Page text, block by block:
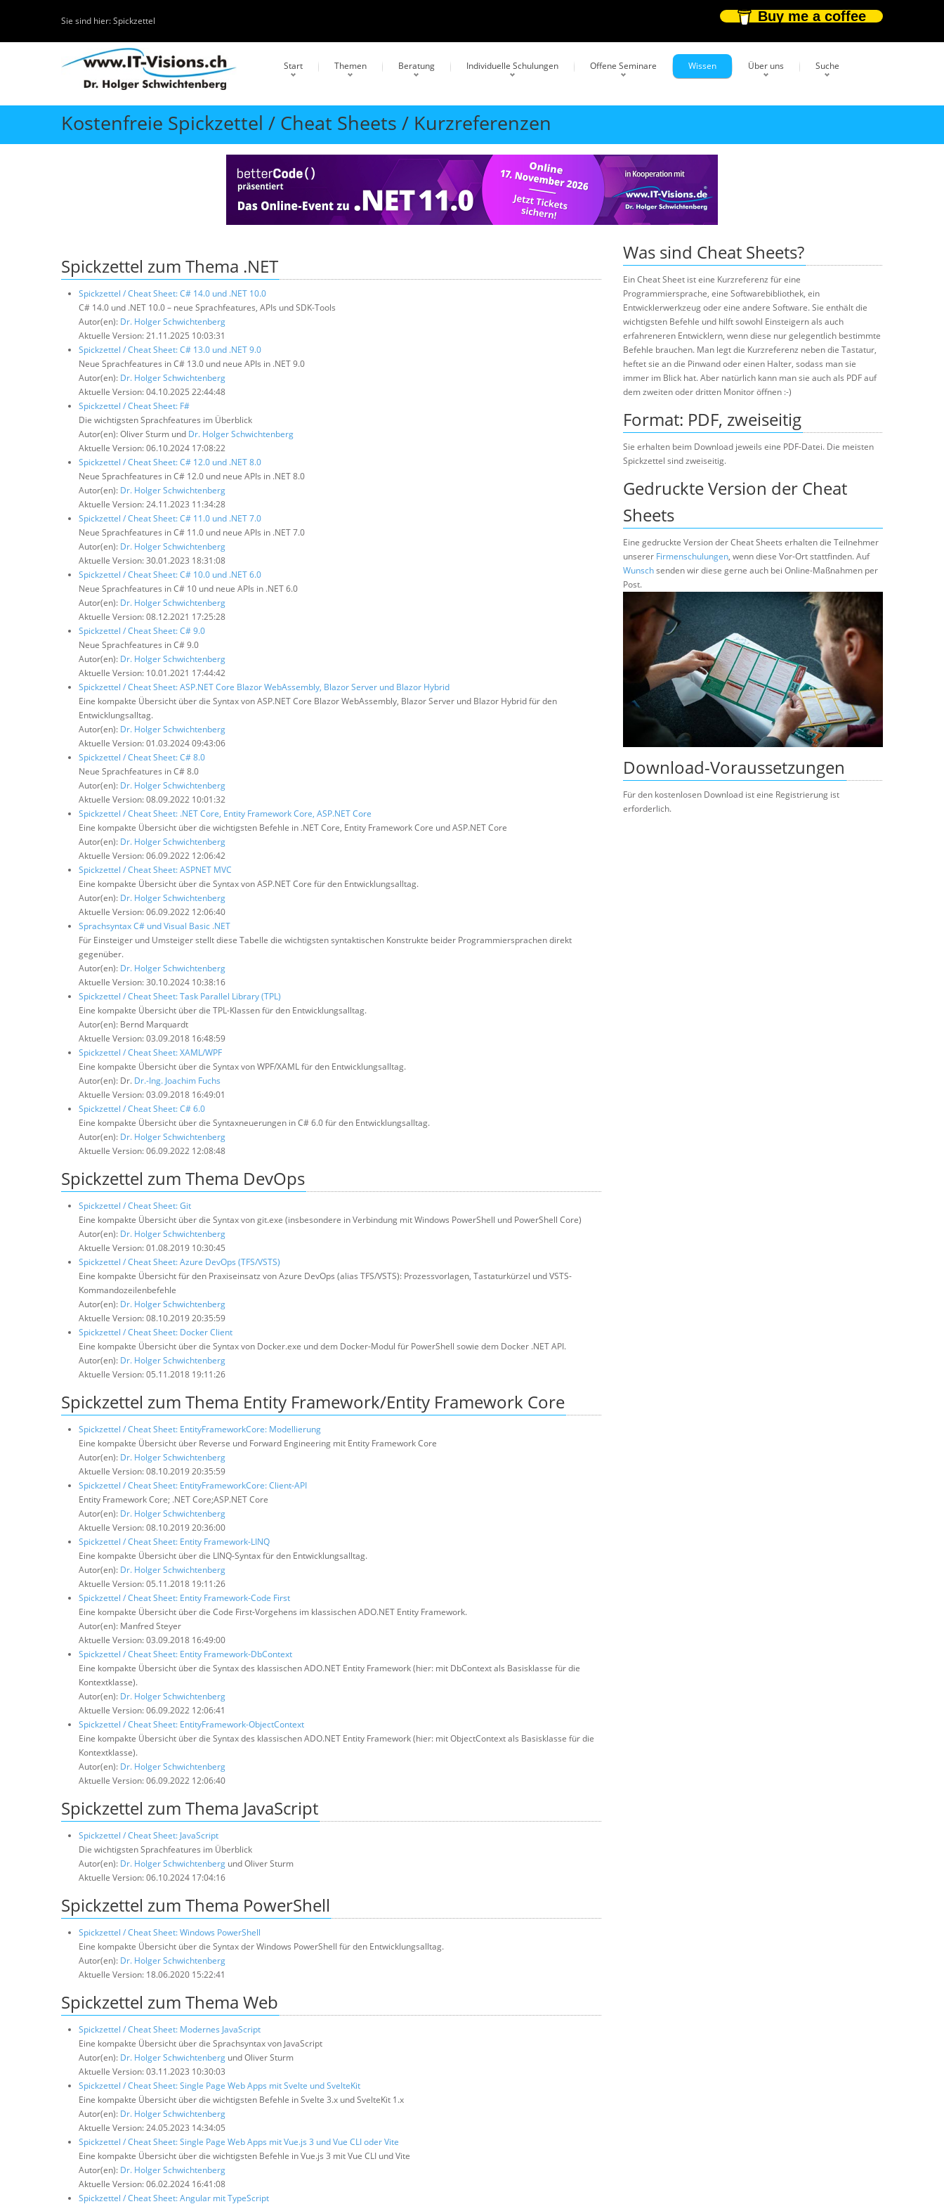
Sie sind hier:Spickzettel Buy me a coffee
Start Themen Beratung Individuelle Schulungen Offene Seminare Wissen Über uns Suche
Kostenfreie Spickzettel / Cheat Sheets / Kurzreferenzen
Spickzettel zum Thema .NET
Spickzettel / Cheat Sheet: C# 14.0 und .NET 10.0
C# 14.0 und .NET 10.0 – neue Sprachfeatures, APIs und SDK-Tools
Autor(en): Dr. Holger Schwichtenberg
Aktuelle Version: 21.11.2025 10:03:31
Spickzettel / Cheat Sheet: C# 13.0 und .NET 9.0
Neue Sprachfeatures in C# 13.0 und neue APIs in .NET 9.0
Autor(en): Dr. Holger Schwichtenberg
Aktuelle Version: 04.10.2025 22:44:48
Spickzettel / Cheat Sheet: F#
Die wichtigsten Sprachfeatures im Überblick
Autor(en): Oliver Sturm und Dr. Holger Schwichtenberg
Aktuelle Version: 06.10.2024 17:08:22
Spickzettel / Cheat Sheet: C# 12.0 und .NET 8.0
Neue Sprachfeatures in C# 12.0 und neue APIs in .NET 8.0
Autor(en): Dr. Holger Schwichtenberg
Aktuelle Version: 24.11.2023 11:34:28
Spickzettel / Cheat Sheet: C# 11.0 und .NET 7.0
Neue Sprachfeatures in C# 11.0 und neue APIs in .NET 7.0
Autor(en): Dr. Holger Schwichtenberg
Aktuelle Version: 30.01.2023 18:31:08
Spickzettel / Cheat Sheet: C# 10.0 und .NET 6.0
Neue Sprachfeatures in C# 10 und neue APIs in .NET 6.0
Autor(en): Dr. Holger Schwichtenberg
Aktuelle Version: 08.12.2021 17:25:28
Spickzettel / Cheat Sheet: C# 9.0
Neue Sprachfeatures in C# 9.0
Autor(en): Dr. Holger Schwichtenberg
Aktuelle Version: 10.01.2021 17:44:42
Spickzettel / Cheat Sheet: ASP.NET Core Blazor WebAssembly, Blazor Server und Blazor Hybrid
Eine kompakte Übersicht über die Syntax von ASP.NET Core Blazor WebAssembly, Blazor Server und Blazor Hybrid für den
Entwicklungsalltag.
Autor(en): Dr. Holger Schwichtenberg
Aktuelle Version: 01.03.2024 09:43:06
Spickzettel / Cheat Sheet: C# 8.0
Neue Sprachfeatures in C# 8.0
Autor(en): Dr. Holger Schwichtenberg
Aktuelle Version: 08.09.2022 10:01:32
Spickzettel / Cheat Sheet: .NET Core, Entity Framework Core, ASP.NET Core
Eine kompakte Übersicht über die wichtigsten Befehle in .NET Core, Entity Framework Core und ASP.NET Core
Autor(en): Dr. Holger Schwichtenberg
Aktuelle Version: 06.09.2022 12:06:42
Spickzettel / Cheat Sheet: ASPNET MVC
Eine kompakte Übersicht über die Syntax von ASP.NET Core für den Entwicklungsalltag.
Autor(en): Dr. Holger Schwichtenberg
Aktuelle Version: 06.09.2022 12:06:40
Sprachsyntax C# und Visual Basic .NET
Für Einsteiger und Umsteiger stellt diese Tabelle die wichtigsten syntaktischen Konstrukte beider Programmiersprachen direkt
gegenüber.
Autor(en): Dr. Holger Schwichtenberg
Aktuelle Version: 30.10.2024 10:38:16
Spickzettel / Cheat Sheet: Task Parallel Library (TPL)
Eine kompakte Übersicht über die TPL-Klassen für den Entwicklungsalltag.
Autor(en): Bernd Marquardt
Aktuelle Version: 03.09.2018 16:48:59
Spickzettel / Cheat Sheet: XAML/WPF
Eine kompakte Übersicht über die Syntax von WPF/XAML für den Entwicklungsalltag.
Autor(en): Dr. Dr.-Ing. Joachim Fuchs
Aktuelle Version: 03.09.2018 16:49:01
Spickzettel / Cheat Sheet: C# 6.0
Eine kompakte Übersicht über die Syntaxneuerungen in C# 6.0 für den Entwicklungsalltag.
Autor(en): Dr. Holger Schwichtenberg
Aktuelle Version: 06.09.2022 12:08:48
Spickzettel zum Thema DevOps
Spickzettel / Cheat Sheet: Git
Eine kompakte Übersicht über die Syntax von git.exe (insbesondere in Verbindung mit Windows PowerShell und PowerShell Core)
Autor(en): Dr. Holger Schwichtenberg
Aktuelle Version: 01.08.2019 10:30:45
Spickzettel / Cheat Sheet: Azure DevOps (TFS/VSTS)
Eine kompakte Übersicht für den Praxiseinsatz von Azure DevOps (alias TFS/VSTS): Prozessvorlagen, Tastaturkürzel und VSTS-
Kommandozeilenbefehle
Autor(en): Dr. Holger Schwichtenberg
Aktuelle Version: 08.10.2019 20:35:59
Spickzettel / Cheat Sheet: Docker Client
Eine kompakte Übersicht über die Syntax von Docker.exe und dem Docker-Modul für PowerShell sowie dem Docker .NET API.
Autor(en): Dr. Holger Schwichtenberg
Aktuelle Version: 05.11.2018 19:11:26
Spickzettel zum Thema Entity Framework/Entity Framework Core
Spickzettel / Cheat Sheet: EntityFrameworkCore: Modellierung
Eine kompakte Übersicht über Reverse und Forward Engineering mit Entity Framework Core
Autor(en): Dr. Holger Schwichtenberg
Aktuelle Version: 08.10.2019 20:35:59
Spickzettel / Cheat Sheet: EntityFrameworkCore: Client-API
Entity Framework Core; .NET Core;ASP.NET Core
Autor(en): Dr. Holger Schwichtenberg
Aktuelle Version: 08.10.2019 20:36:00
Spickzettel / Cheat Sheet: Entity Framework-LINQ
Eine kompakte Übersicht über die LINQ-Syntax für den Entwicklungsalltag.
Autor(en): Dr. Holger Schwichtenberg
Aktuelle Version: 05.11.2018 19:11:26
Spickzettel / Cheat Sheet: Entity Framework-Code First
Eine kompakte Übersicht über die Code First-Vorgehens im klassischen ADO.NET Entity Framework.
Autor(en): Manfred Steyer
Aktuelle Version: 03.09.2018 16:49:00
Spickzettel / Cheat Sheet: Entity Framework-DbContext
Eine kompakte Übersicht über die Syntax des klassischen ADO.NET Entity Framework (hier: mit DbContext als Basisklasse für die
Kontextklasse).
Autor(en): Dr. Holger Schwichtenberg
Aktuelle Version: 06.09.2022 12:06:41
Spickzettel / Cheat Sheet: EntityFramework-ObjectContext
Eine kompakte Übersicht über die Syntax des klassischen ADO.NET Entity Framework (hier: mit ObjectContext als Basisklasse für die
Kontextklasse).
Autor(en): Dr. Holger Schwichtenberg
Aktuelle Version: 06.09.2022 12:06:40
Spickzettel zum Thema JavaScript
Spickzettel / Cheat Sheet: JavaScript
Die wichtigsten Sprachfeatures im Überblick
Autor(en): Dr. Holger Schwichtenberg und Oliver Sturm
Aktuelle Version: 06.10.2024 17:04:16
Spickzettel zum Thema PowerShell
Spickzettel / Cheat Sheet: Windows PowerShell
Eine kompakte Übersicht über die Syntax der Windows PowerShell für den Entwicklungsalltag.
Autor(en): Dr. Holger Schwichtenberg
Aktuelle Version: 18.06.2020 15:22:41
Spickzettel zum Thema Web
Spickzettel / Cheat Sheet: Modernes JavaScript
Eine kompakte Übersicht über die Sprachsyntax von JavaScript
Autor(en): Dr. Holger Schwichtenberg und Oliver Sturm
Aktuelle Version: 03.11.2023 10:30:03
Spickzettel / Cheat Sheet: Single Page Web Apps mit Svelte und SvelteKit
Eine kompakte Übersicht über die wichtigsten Befehle in Svelte 3.x und SvelteKit 1.x
Autor(en): Dr. Holger Schwichtenberg
Aktuelle Version: 24.05.2023 14:34:05
Spickzettel / Cheat Sheet: Single Page Web Apps mit Vue.js 3 und Vue CLI oder Vite
Eine kompakte Übersicht über die wichtigsten Befehle in Vue.js 3 mit Vue CLI und Vite
Autor(en): Dr. Holger Schwichtenberg
Aktuelle Version: 06.02.2024 16:41:08
Spickzettel / Cheat Sheet: Angular mit TypeScript
Was sind Cheat Sheets?
Ein Cheat Sheet ist eine Kurzreferenz für eine
Programmiersprache, eine Softwarebibliothek, ein
Entwicklerwerkzeug oder eine andere Software. Sie enthält die
wichtigsten Befehle und hilft sowohl Einsteigern als auch
erfahreneren Entwicklern, wenn diese nur gelegentlich bestimmte
Befehle brauchen. Man legt die Kurzreferenz neben die Tastatur,
heftet sie an die Pinwand oder einen Halter, sodass man sie
immer im Blick hat. Aber natürlich kann man sie auch als PDF auf
dem zweiten oder dritten Monitor öffnen :-)
Format: PDF, zweiseitig
Sie erhalten beim Download jeweils eine PDF-Datei. Die meisten
Spickzettel sind zweiseitig.
Gedruckte Version der Cheat
Sheets
Eine gedruckte Version der Cheat Sheets erhalten die Teilnehmer
unserer Firmenschulungen, wenn diese Vor-Ort stattfinden. Auf
Wunschsenden wir diese gerne auch bei Online-Maßnahmen per
Post.
Download-Voraussetzungen
Für den kostenlosen Download ist eine Registrierung ist
erforderlich.